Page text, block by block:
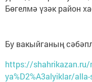
Бөгелмә үзәк район
Бу вакыйганың
https://shahrikazan.ru/
ya%D2%A3alyiklar/